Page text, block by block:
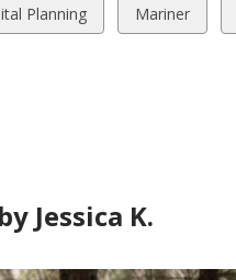
Planning
View
all
Mariner
Jessica K.